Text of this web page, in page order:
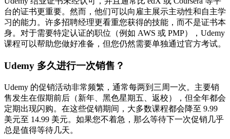
台的证书更重要。然而，他们可以向雇主展示主动性和自主学
习的能力。许多招聘经理更看重您获得的技能，而不是证书本
身。对于需要特定认证的职位（例如 AWS 或 PMP），Udemy
课程可以帮助您做好准备，但您仍然需要单独通过官方考试。
Udemy 多久进行一次销售？
Udemy 的促销活动非常频繁，通常每两到三周一次。主要销
售发生在假期前后（新年、黑色星期五、返校），但全年都会
定期出现闪购。在这些促销期间，大多数课程都会降至 9.99
美元至 14.99 美元。如果您不着急，那么等待下一次促销几乎
总是值得等待几天。